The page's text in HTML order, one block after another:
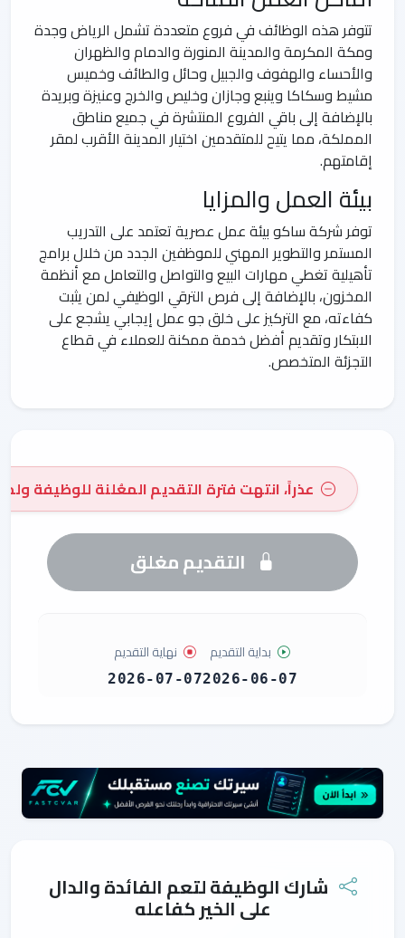
تتوفر هذه الوظائف في فروع متعددة تشمل الرياض وجدة
ومكة المكرمة والمدينة المنورة والدمام والظهران
والأحساء والهفوف والجبيل وحائل والطائف وخميس
مشيط وسكاكا وينبع وجازان وخليص والخرج وعنيزة وبريدة
بالإضافة إلى باقي الفروع المنتشرة في جميع مناطق
المملكة، مما يتيح للمتقدمين اختيار المدينة الأقرب لمقر
إقامتهم.
بيئة العمل والمزايا
توفر شركة ساكو بيئة عمل عصرية تعتمد على التدريب
المستمر والتطوير المهني للموظفين الجدد من خلال برامج
تأهيلية تغطي مهارات البيع والتواصل والتعامل مع أنظمة
المخزون، بالإضافة إلى فرص الترقي الوظيفي لمن يثبت
كفاءته، مع التركيز على خلق جو عمل إيجابي يشجع على
الابتكار وتقديم أفضل خدمة ممكنة للعملاء في قطاع
التجزئة المتخصص.
عذراً، انتهت فترة التقديم المعُلنة للوظيفة
التقديم مغلق
بداية التقديم
2026-06-07
نهاية التقديم
2026-07-07
شارك الوظيفة لتعم الفائدة والدال
على الخير كفاعله